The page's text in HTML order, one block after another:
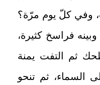
كلّ يوم مرّة؟
فراسخ كثيرة،
ثم التفت يمنة
السماء، ثم تنحو